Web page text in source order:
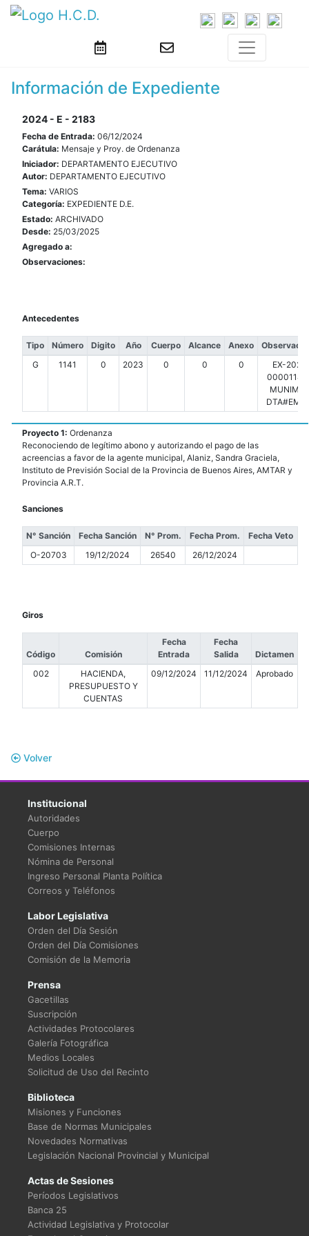
Información de Expediente
2024 - E - 2183
Fecha de Entrada: 06/12/2024
Carátula: Mensaje y Proy. de Ordenanza
Iniciador: DEPARTAMENTO EJECUTIVO
Autor: DEPARTAMENTO EJECUTIVO
Tema: VARIOS
Categoría: EXPEDIENTE D.E.
Estado: ARCHIVADO
Desde: 25/03/2025
Agregado a:
Observaciones:
Antecedentes
Tipo Número Digito Año Cuerpo Alcance Anexo
G
1141 0 2023 0 0 0
EX-
Proyecto 1: Ordenanza
Reconociendo de legítimo abono y autorizando el pago de las
acreencias a favor de la agente municipal, Alaniz, Sandra Graciela,
Instituto de Previsión Social de la Provincia de Buenos Aires, AMTAR y
Provincia A.R.T.
Sanciones
N° Sanción Fecha Sanción N° Prom. Fecha Prom.
Fecha Veto
O-20703
19/12/2024 26540 26/12/2024
Giros
Código Comisión
Fecha
Entrada
Fecha
Salida
Dictamen
002
HACIENDA,
PRESUPUESTO Y
CUENTAS
09/12/2024 11/12/2024 Aprobado
Volver
Institucional
Autoridades
Cuerpo
Comisiones Internas
Nómina de Personal
Ingreso Personal Planta Política
Correos y Teléfonos
Labor Legislativa
Orden del Día Sesión
Orden del Día Comisiones
Comisión de la Memoria
Prensa
Gacetillas
Suscripción
Actividades Protocolares
Galería Fotográfica
Medios Locales
Solicitud de Uso del Recinto
Biblioteca
Misiones y Funciones
Base de Normas Municipales
Novedades Normativas
Legislación Nacional Provincial y Municipal
Actas de Sesiones
Períodos Legislativos
Banca 25
Actividad Legislativa y Protocolar